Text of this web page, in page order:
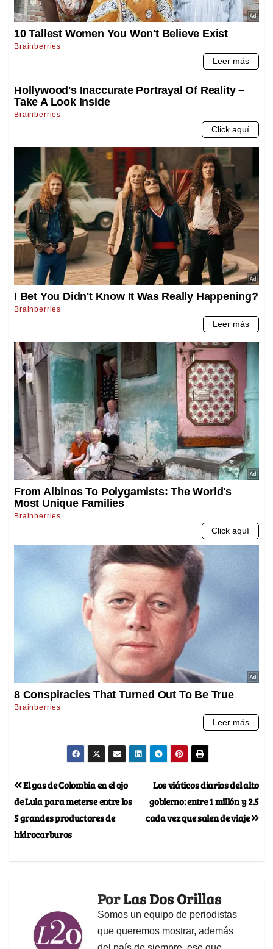
Los viáticos diarios del alto
gobierno: entre 1 millón y 2.5
cada vez que salen de viaje
El gas de Colombia en el ojo
de Lula para meterse entre los
5 grandes productores de
hidrocarburos
PorLas Dos Orillas
Somos un equipo de periodistas
que queremos mostrar, además